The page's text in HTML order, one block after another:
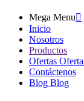
Mega Menu
Inicio
Nosotros
Productos
Ofertas
Contáctenos
Blog Blog